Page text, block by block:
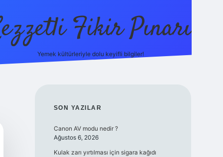
Fikir Pınarı
Yemek kültürleriyle dolu keyifli bilgiler!
SIDEBAR
SON YAZILAR
Canon AV modu nedir ?
Ağustos 6, 2026
Kulak zarı yırtılması için sigara kağıdı